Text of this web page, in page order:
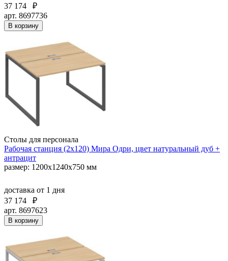
37 174
₽
арт. 8697736
В корзину
Столы для персонала
Рабочая станция (2х120) Мира Одри, цвет натуральный дуб +
антрацит
размер: 1200x1240x750 мм
доставка от 1 дня
37 174
₽
арт. 8697623
В корзину